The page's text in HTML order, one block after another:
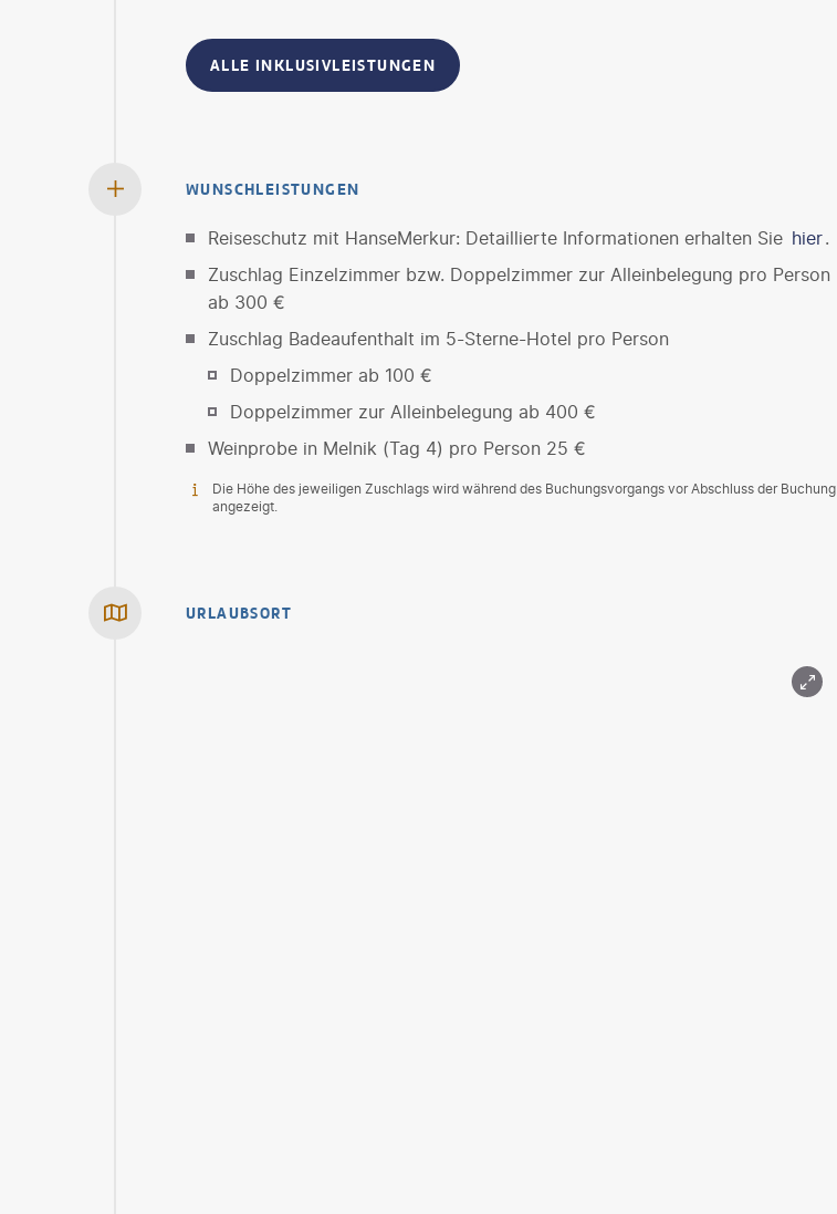
ALLE INKLUSIVLEISTUNGEN
WUNSCHLEISTUNGEN
Reiseschutz mit HanseMerkur: Detaillierte Informationen erhalten Sie hier .
Zuschlag Einzelzimmer bzw. Doppelzimmer zur Alleinbelegung pro Person
ab 300 €
Zuschlag Badeaufenthalt im 5-Sterne-Hotel pro Person
Doppelzimmer ab 100 €
Doppelzimmer zur Alleinbelegung ab 400 €
Weinprobe in Melnik (Tag 4) pro Person 25 €
Die Höhe des jeweiligen Zuschlags wird während des Buchungsvorgangs vor Abschluss der Buchung
angezeigt.
URLAUBSORT